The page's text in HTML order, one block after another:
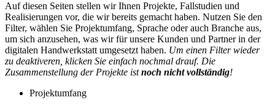
Auf diesen Seiten stellen wir Ihnen Projekte, Fallstudien und
Realisierungen vor, die wir bereits gemacht haben. Nutzen Sie den
Filter, wählen Sie Projektumfang, Sprache oder auch Branche aus,
um sich anzusehen, was wir für unsere Kunden und Partner in der
digitalen Handwerkstatt umgesetzt haben. Um einen Filter wieder
zu deaktiveren, klicken Sie einfach nochmal drauf. Die
Zusammenstellung der Projekte istnoch nicht vollständig!
Projektumfang